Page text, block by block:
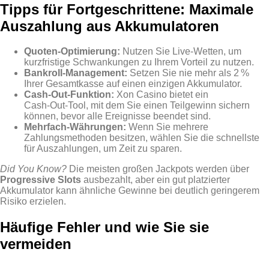
Tipps für Fortgeschrittene: Maximale
Auszahlung aus Akkumulatoren
Quoten‑Optimierung: Nutzen Sie Live‑Wetten, um
kurzfristige Schwankungen zu Ihrem Vorteil zu nutzen.
Bankroll‑Management: Setzen Sie nie mehr als 2 %
Ihrer Gesamtkasse auf einen einzigen Akkumulator.
Cash‑Out-Funktion: Xon Casino bietet ein
Cash‑Out‑Tool, mit dem Sie einen Teilgewinn sichern
können, bevor alle Ereignisse beendet sind.
Mehrfach‑Währungen: Wenn Sie mehrere
Zahlungsmethoden besitzen, wählen Sie die schnellste
für Auszahlungen, um Zeit zu sparen.
Did You Know? Die meisten großen Jackpots werden über
Progressive Slots ausbezahlt, aber ein gut platzierter
Akkumulator kann ähnliche Gewinne bei deutlich geringerem
Risiko erzielen.
Häufige Fehler und wie Sie sie
vermeiden